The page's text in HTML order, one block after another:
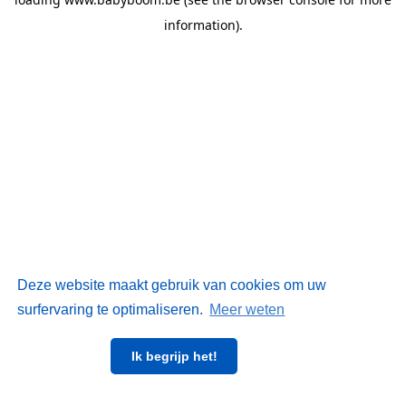
Deze website maakt gebruik van cookies om uw
surfervaring te optimaliseren. Meer weten
Ik begrijp het!
information).